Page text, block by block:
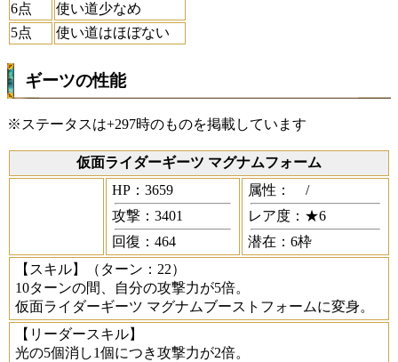
6点
使い道少なめ
5点
使い道はほぼない
ギーツの性能
※ステータスは+297時のものを掲載しています
仮面ライダーギーツ マグナムフォーム
HP：3659
攻撃：3401
回復：464
属性：
/
レア度：★6
潜在：6枠
【スキル】
（ターン：22）
10ターンの間、自分の攻撃力が5倍。
仮面ライダーギーツ マグナムブーストフォームに変身。
【リーダースキル】
光の5個消し1個につき攻撃力が2倍。